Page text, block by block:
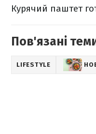
Курячий паштет
Пов'язані
LIFESTYLE